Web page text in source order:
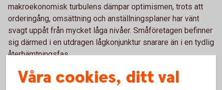
makroekonomisk turbulens dämpar optimismen, trots att
orderingång, omsättning och anställningsplaner har vänt
svagt uppåt från mycket låga nivåer. Småföretagen befinner
sig därmed i en utdragen lågkonjunktur snarare än i en tydlig
återhämtningsfas.
Sveriges småföretag befinner sig i en utdragen
lågkonjunktur, som ser ut att hålla i sig ett tag till. Under
Våra cookies, ditt val